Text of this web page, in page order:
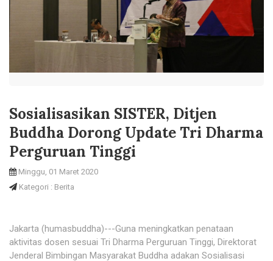
Sosialisasikan SISTER, Ditjen
Buddha Dorong Update Tri Dharma
Perguruan Tinggi
Minggu, 01 Maret 2020
Kategori : Berita
Jakarta (humasbuddha)---Guna meningkatkan penataan
aktivitas dosen sesuai Tri Dharma Perguruan Tinggi, Direktorat
Jenderal Bimbingan Masyarakat Buddha adakan Sosialisasi